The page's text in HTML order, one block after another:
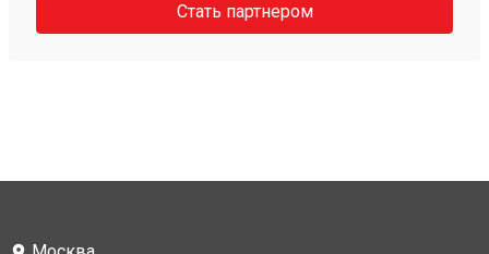
Стать партнером